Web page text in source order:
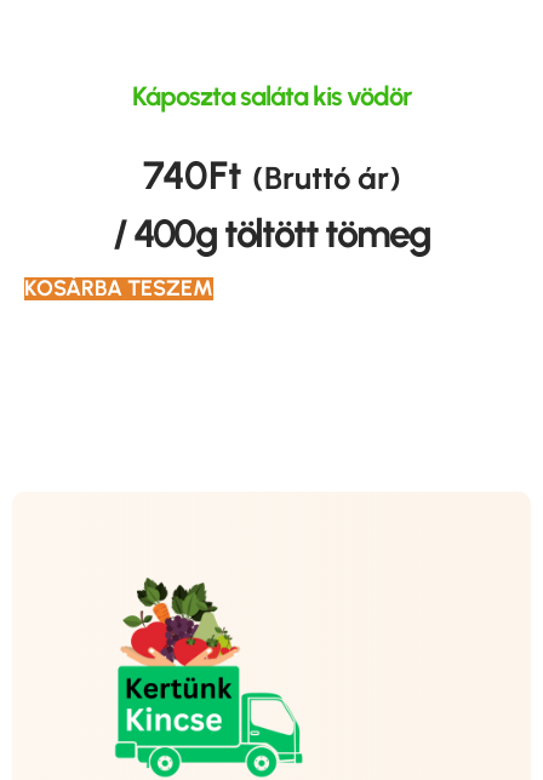
Káposzta saláta kis vödör
740Ft (Bruttó ár)
/ 400g töltött tömeg
KOSÁRBA TESZEM